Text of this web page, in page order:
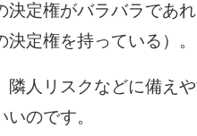
決定権がバラバラであ
定権を持っている）。
隣人リスクなどに備え
のです。